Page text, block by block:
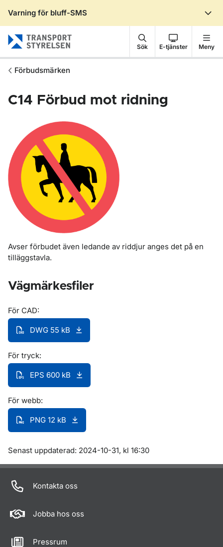
Varning för bluff-SMS
Sök E-tjänster Meny
Förbudsmärken
C14 Förbud mot ridning
Avser förbudet även ledande av riddjur anges det på en
tilläggstavla.
Vägmärkesfiler
För CAD:
DWG 55 kB
För tryck:
EPS 600 kB
För webb:
PNG 12 kB
Om sidan
Senast uppdaterad: 2024-10-31, kl 16:30
Kontakta oss
Jobba hos oss
Pressrum